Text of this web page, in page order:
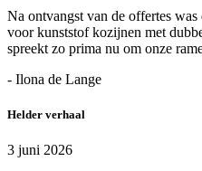
Na ontvangst van de offertes
voor kunststof kozijnen met
spreekt zo prima nu om onze
- Ilona de Lange
Helder verhaal
3 juni 2026